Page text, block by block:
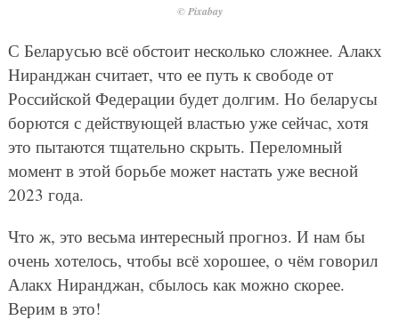
© Pixabay
С Беларусью всё обстоит несколько сложнее. Алакх
Ниранджан считает, что ее путь к свободе от
Российской Федерации будет долгим. Но беларусы
борются с действующей властью уже сейчас, хотя
это пытаются тщательно скрыть. Переломный
момент в этой борьбе может настать уже весной
2023 года.
Что ж, это весьма интересный прогноз. И нам бы
очень хотелось, чтобы всё хорошее, о чём говорил
Алакх Ниранджан, сбылось как можно скорее.
Верим в это!